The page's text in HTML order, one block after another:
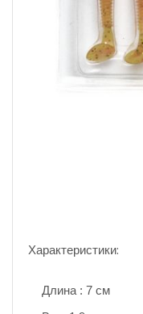
Характеристики:
Длина : 7 см